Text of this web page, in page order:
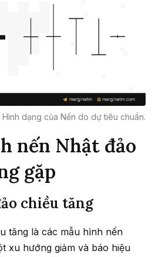
Hình dạng của Nến do dự tiêu chuẩn.
nến Nhật đảo
gặp
chiều tăng
tăng là các mẫu hình nến
xu hướng giảm và báo hiệu